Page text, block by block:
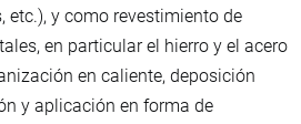
etc.), y como revestimiento de
en particular el hierro y el acero
en caliente, deposición
y aplicación en forma de